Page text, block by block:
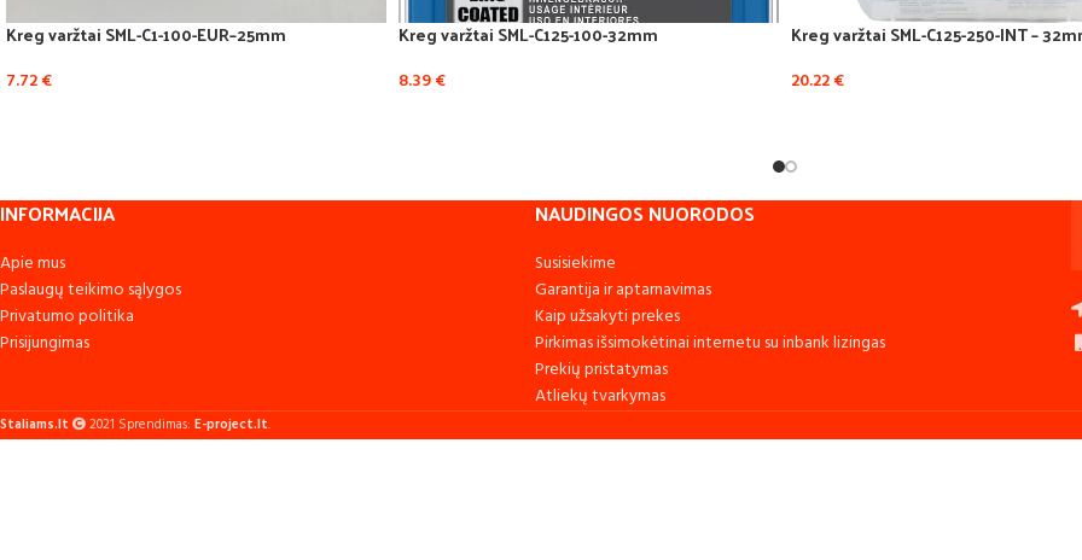
Kreg varžtai SML-C1-100-EUR–25mm
7.72€
Kreg varžtai SML-C125-100-32mm
8.39€
Kreg varžtai SML-C125-250-INT –
20.22€
INFORMACIJA
Apie mus
Paslaugų teikimo sąlygos
Privatumo politika
Prisijungimas
NAUDINGOS NUORODOS
Susisiekime
Garantija ir aptarnavimas
Kaip užsakyti prekes
Pirkimas išsimokėtinai internetu su inbank lizingas
Prekių pristatymas
Atliekų tvarkymas
Staliams.lt 2021 Sprendimas: E-project.lt.